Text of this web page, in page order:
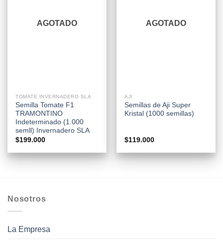
AGOTADO
TOMATE INVERNADERO SLA
Semilla Tomate F1
TRAMONTINO
Indeterminado (1.000
semll) Invernadero SLA
$199.000
AGOTADO
AJI
Semillas de Aji Super
Kristal (1000 semillas)
$119.000
Nosotros
La Empresa